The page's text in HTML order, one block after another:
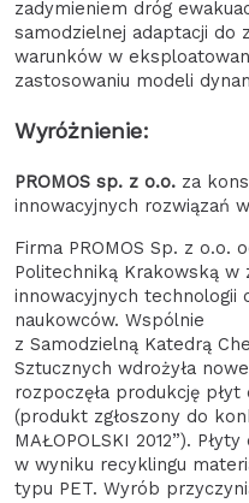
zadymieniem dróg
samodzielnej adaptacji do
warunków w
zastosowaniu modeli
Wyróżnienie:
PROMOS sp. z o.o. za
innowacyjnych rozwiązań
Firma PROMOS Sp. z o.o.
Politechniką Krakowską w
innowacyjnych technologii
naukowców. Wspólnie
z Samodzielną Katedrą
Sztucznych wdrożyła
rozpoczęła produkcję
(produkt zgłoszony do
MAŁOPOLSKI 2012”).
w wyniku recyklingu
typu PET. Wyrób